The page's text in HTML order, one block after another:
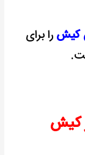
کیش را برای
کیش